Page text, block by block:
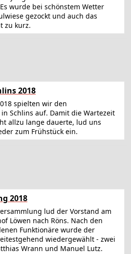
wurde bei schönstem Wetter
gezockt und auch das
zu kurz.
2018
spielten wir den
Schlins auf. Damit die Wartezeit
allzu lange dauerte, lud uns
zum Frühstück ein.
2018
lud der Vorstand am
Löwen nach Röns. Nach den
Funktionäre wurde der
wiedergewählt - zwei
Wrann und Manuel Lutz.